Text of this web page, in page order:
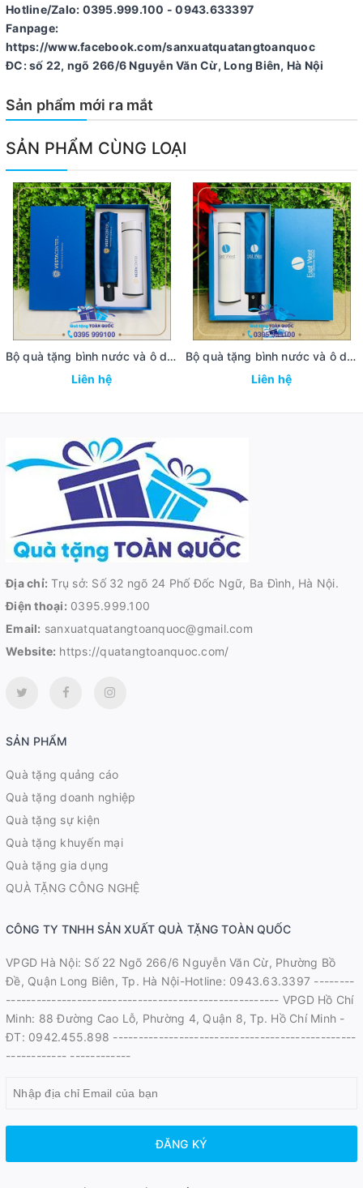
Hotline/Zalo: 0395.999.100 - 0943.633397
Fanpage:
https://www.facebook.com/sanxuatquatangtoanquoc
ĐC: số 22, ngõ 266/6 Nguyễn Văn Cừ, Long Biên, Hà Nội
Sản phẩm mới ra mắt
SẢN PHẨM CÙNG LOẠI
Bộ quà tặng bình nước và ô dù VESTACENTER
Liên hệ
Bộ quà tặng bình nước và ô dù East West
Liên hệ
Địa chỉ: Trụ sở: Số 32 ngõ 24 Phố Đốc Ngữ, Ba Đình, Hà Nội.
Điện thoại: 0395.999.100
Email: sanxuatquatangtoanquoc@gmail.com
Website: https://quatangtoanquoc.com/
SẢN PHẨM
Quà tặng quảng cáo
Quà tặng doanh nghiệp
Quà tặng sự kiện
Quà tặng khuyến mại
Quà tặng gia dụng
QUÀ TẶNG CÔNG NGHỆ
CÔNG TY TNHH SẢN XUẤT QUÀ TẶNG TOÀN QUỐC
VPGD Hà Nội: Số 22 Ngõ 266/6 Nguyễn Văn Cừ, Phường Bồ
Đề, Quận Long Biên, Tp. Hà Nội-Hotline: 0943.63.3397 --------
------------------------------------------------------ VPGD Hồ Chí
Minh: 88 Đường Cao Lỗ, Phường 4, Quận 8, Tp. Hồ Chí Minh -
ĐT: 0942.455.898 ------------------------------------------------
------------ ------------
ĐĂNG KÝ